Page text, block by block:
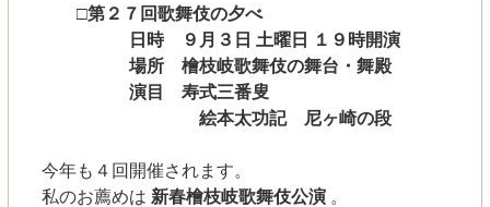
□第２７回歌舞伎の夕べ
日時 ９月３日 土曜日 １９時開演
場所 檜枝岐歌舞伎の舞台・舞殿
演目 寿式三番叟
絵本太功記 尼ヶ崎の段
今年も４回開催されます。
私のお薦めは 新春檜枝岐歌舞伎公演。